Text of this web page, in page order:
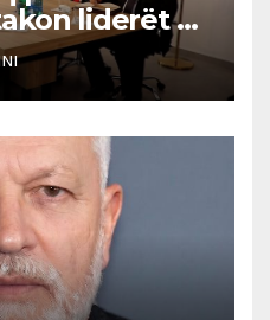
liderët e
në Ulqin